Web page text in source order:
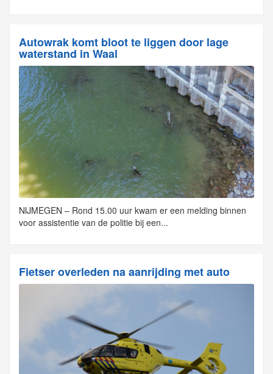
Autowrak komt bloot te liggen door lage
waterstand in Waal
NIJMEGEN – Rond 15.00 uur kwam er een melding binnen
voor assistentie van de politie bij een...
Fietser overleden na aanrijding met auto